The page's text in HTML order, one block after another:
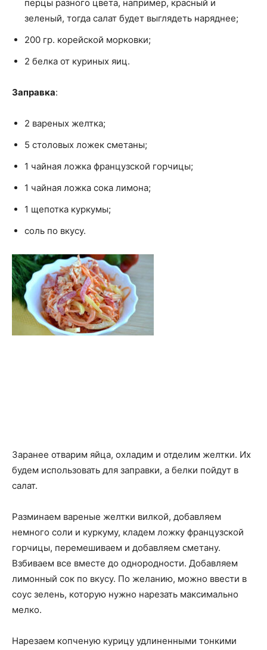
перцы разного цвета, например, красный и
зеленый, тогда салат будет выглядеть наряднее;
200 гр. корейской морковки;
2 белка от куриных яиц.
Заправка:
2 вареных желтка;
5 столовых ложек сметаны;
1 чайная ложка французской горчицы;
1 чайная ложка сока лимона;
1 щепотка куркумы;
соль по вкусу.
Заранее отварим яйца, охладим и отделим желтки. Их
будем использовать для заправки, а белки пойдут в
салат.
Разминаем вареные желтки вилкой, добавляем
немного соли и куркуму, кладем ложку французской
горчицы, перемешиваем и добавляем сметану.
Взбиваем все вместе до однородности. Добавляем
лимонный сок по вкусу. По желанию, можно ввести в
соус зелень, которую нужно нарезать максимально
мелко.
Нарезаем копченую курицу удлиненными тонкими